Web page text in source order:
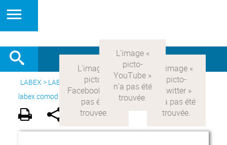
LABEX > LABEX COMOD> Version française
> Le projet du
labex comod >
Acteurs du LabEx